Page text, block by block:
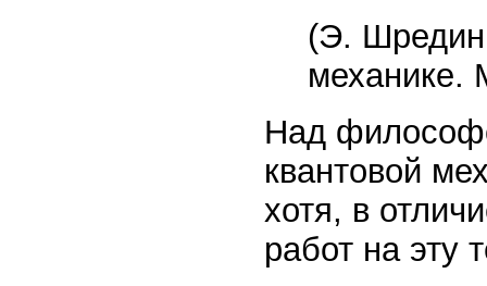
(Э.
механике.
Над
квантовой
хотя, в
работ на эту